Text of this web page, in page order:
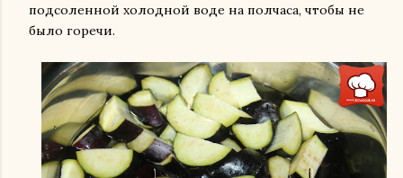
подсоленной холодной воде на полчаса, чтобы не
было горечи.